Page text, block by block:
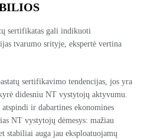
sertifikatas gali indikuoti
tvarumo srityje, ekspertė vertina
sertifikavimo tendencijas, jos yra
didesniu NT vystytojų aktyvumu.
ir dabartines ekonomines
NT vystytojų dėmesys: mažiau
stabiliai auga jau eksploatuojamų